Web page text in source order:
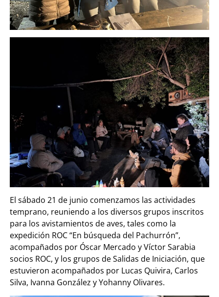
El sábado 21 de junio comenzamos las actividades
temprano, reuniendo a los diversos grupos inscritos
para los avistamientos de aves, tales como la
expedición ROC “En búsqueda del Pachurrón”,
acompañados por Óscar Mercado y Víctor Sarabia
socios ROC, y los grupos de Salidas de Iniciación, que
estuvieron acompañados por Lucas Quivira, Carlos
Silva, Ivanna González y Yohanny Olivares.